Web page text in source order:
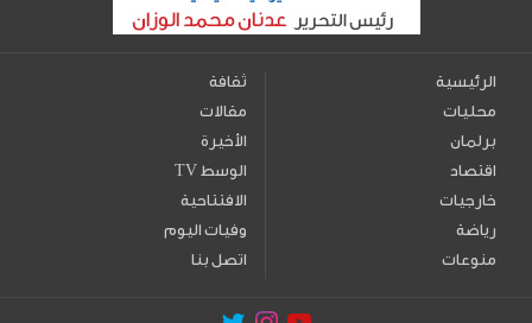
الرئيسية
محليات
برلمان
اقتصاد
خارجيات
رياضة
منوعات
ثقافة
مقالات
الأخيرة
TV الوسط
الافتتاحية
وفيات اليوم
اتصل بنا